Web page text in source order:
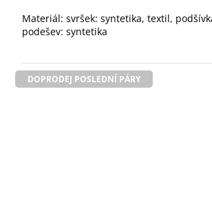
Materiál: svršek: syntetika, textil,
podešev: syntetika
DOPRODEJ POSLEDNÍ PÁRY